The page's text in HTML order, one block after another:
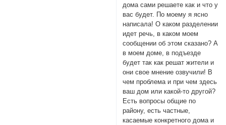
дома сами решаете как и что у
вас будет. По моему я ясно
написала! О каком разделении
идет речь, в каком моем
сообщении об этом сказано? А
в моем доме, в подъезде
будет так как решат жители и
они свое мнение озвучили! В
чем проблема и при чем здесь
ваш дом или какой-то другой?
Есть вопросы общие по
району, есть частные,
касаемые конкретного дома и